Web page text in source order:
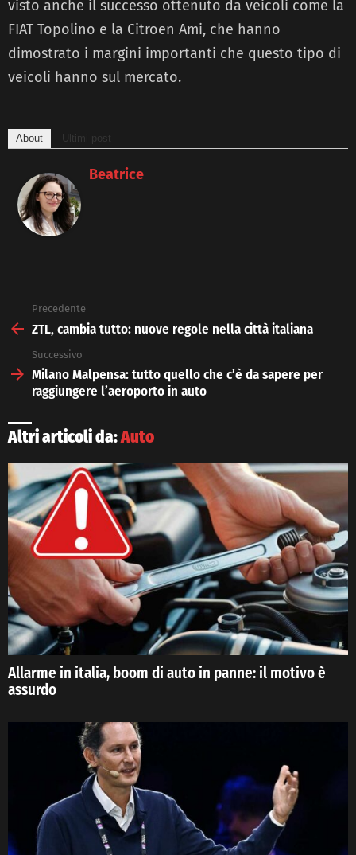
visto anche il successo ottenuto da veicoli come la
FIAT Topolino e la Citroen Ami, che hanno
dimostrato i margini importanti che questo tipo di
veicoli hanno sul mercato.
About Ultimi post
Beatrice
more
Precedente
ZTL, cambia tutto: nuove regole nella città italiana
Successivo
Milano Malpensa: tutto quello che c’è da sapere per
raggiungere l’aeroporto in auto
Altri articoli da:Auto
Allarme in italia, boom di auto in panne: il motivo è
assurdo